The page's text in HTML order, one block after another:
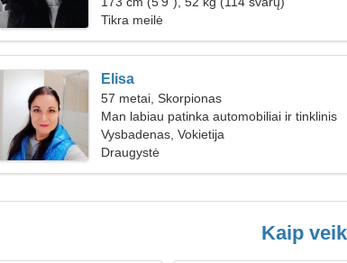
Tikra meilė
Elisa
57 metai, Skorpionas
Man labiau patinka automobiliai ir tinklinis
Vysbadenas, Vokietija
Draugystė
Kaip